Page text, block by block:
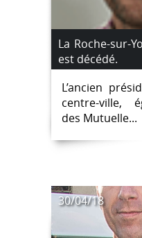
La Roche-sur-
est décédé.
L’ancien
centre-ville,
des Mutuelle...
30/04/18